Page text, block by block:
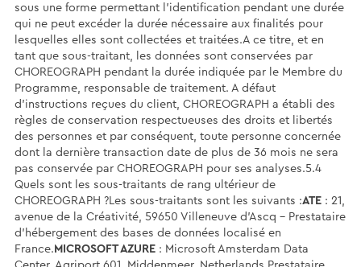
sous une forme permettant l'identification pendant une durée
qui ne peut excéder la durée nécessaire aux finalités pour
lesquelles elles sont collectées et traitées.A ce titre, et en
tant que sous-traitant, les données sont conservées par
CHOREOGRAPH pendant la durée indiquée par le Membre du
Programme, responsable de traitement. A défaut
d’instructions reçues du client, CHOREOGRAPH a établi des
règles de conservation respectueuses des droits et libertés
des personnes et par conséquent, toute personne concernée
dont la dernière transaction date de plus de 36 mois ne sera
pas conservée par CHOREOGRAPH pour ses analyses.5.4
Quels sont les sous-traitants de rang ultérieur de
CHOREOGRAPH ?Les sous-traitants sont les suivants :ATE: 21,
avenue de la Créativité, 59650 Villeneuve d’Ascq - Prestataire
d’hébergement des bases de données localisé en
France. MICROSOFT AZURE: Microsoft Amsterdam Data